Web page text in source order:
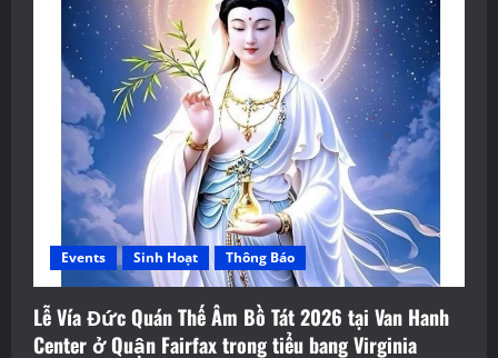
Events Sinh Hoạt Thông Báo
Lễ Vía Đức Quán Thế Âm Bồ Tát 2026 tại Van Hanh
Center ở Quận Fairfax trong tiểu bang Virginia